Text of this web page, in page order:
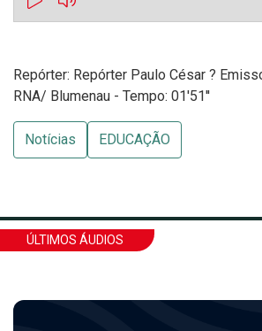
Repórter: Repórter Paulo César ?
RNA/ Blumenau - Tempo: 01'51''
Notícias EDUCAÇÃO
ÚLTIMOS ÁUDIOS